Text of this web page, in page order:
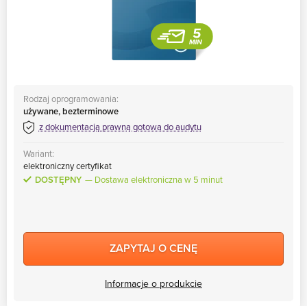
Rodzaj oprogramowania:
używane, bezterminowe
z dokumentacją prawną gotową do audytu
Wariant:
elektroniczny certyfikat
DOSTĘPNY
Dostawa elektroniczna w 5 minut
ZAPYTAJ O CENĘ
Informacje o produkcie